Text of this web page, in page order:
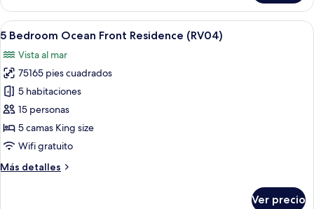
Bedroom
Ocean
Front
(RV25)
Abrir
todas
las
fotos
de
5
Bedroom
Ocean
Residence
Un resort con piscina central, varias
16
5 Bedroom Ocean Front Residence (RV04)
Vista al mar
75165 pies cuadrados
5 habitaciones
15 personas
5 camas King size
Wifi gratuito
Más detalles
Más
Ver precio